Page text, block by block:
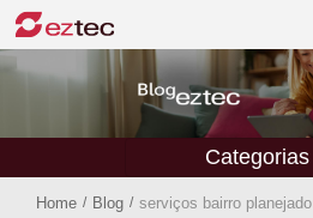
Categorias
Home / Blog / serviços bairro planejado